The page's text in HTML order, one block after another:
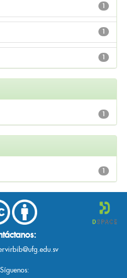
1
1
1
1
1
Síguenos: